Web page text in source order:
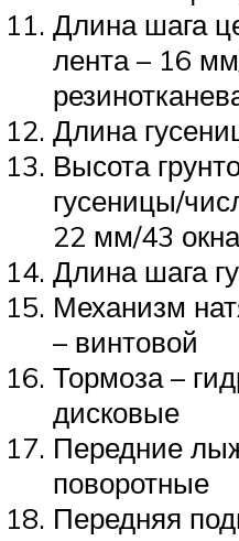
Длина шага
лента – 16
Длина
Высота
гусеницы/
22 мм/43 окна
Длина шага
Механизм
– винтовой
Тормоза –
дисковые
Передние
поворотные
Передняя